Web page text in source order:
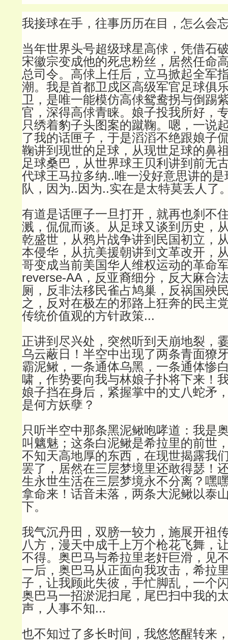
我接球在手，往事历历在目，怎么会
当年世界头号超级球星高俅，凭借石
宋徽宗变成他的死忠粉丝，居然任命
总司令。高俅上任后，立马掀起全军
潮。我是首都卫戍区高级军官足球俱
卫，是唯一能模仿高俅鸳鸯拐与倒踢
官，深得高俅青睐。娘子投我所好，
只绣着豹子头图案的蹴鞠。嗯，一说
了我的话匣子，于是滔滔不绝跟娘子
鞠讲到现世的足球，从现世足球的鼻
足球桑巴，从世界球王贝利讲到前无
代球王马拉多纳..唯一没好意思讲的
队，因为..因为..实在是太特莫丢人了
有道是话匣子一旦打开，就再也刹不
溅，侃侃而谈。从足球又谈到历史，
乾盛世，从鸦片战争讲到民国初立，
本侵华，从抗美援朝讲到文革改开，
哥变成当前美国华人维权运动的革命
reverse-AA，反亚裔细分，反大麻合
厕，反非法移民雀占鸠巢，反祸国殃
之，反对在极左的邪路上狂奔的民主
传统价值观的方针政策...
正讲到尽兴处，突然听到天崩地裂，
乌云蔽日！半空中出现了两条青面獠
霸泥鳅，一条通体乌黑，一条通体惨
啸，作势要向我与林娘子扑将下来！
娘子挡在身后，紧握掌中的丈八蛇矛
是何方妖孽？
只听半空中那条黑泥鳅咆哮道：我是
叫魑魅；这条白泥鳅是希拉里的前世
不知天高地厚的东西，在现世揭露我
罢了，居然在三层梦境里还敢得瑟！
生永世生活在三层梦境永不分离？嘿
拿命来！话音未落，两条大泥鳅以泰
下。
我气沉丹田，双膀一较力，施展开祖
八方，漫天中成千上万个枪花飞舞，
不得。奥巴马与希拉里老奸巨滑，见
一后，奥巴马从正面向我攻击，希拉
子，让我顾此失彼，手忙脚乱，一个
奥巴马一招淤泥扫尾，尾巴扫中我的
声，人事不知...
也不知过了多长时间，我悠悠醒转来